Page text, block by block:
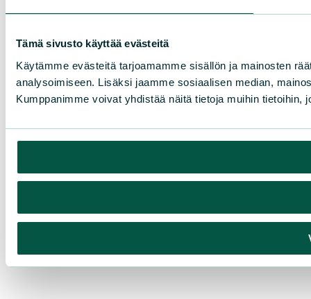
Tämä sivusto käyttää evästeitä
Käytämme evästeitä tarjoamamme sisällön ja mainosten
analysoimiseen. Lisäksi jaamme sosiaalisen median,
Kumppanimme voivat yhdistää näitä tietoja muihin tietoihin,